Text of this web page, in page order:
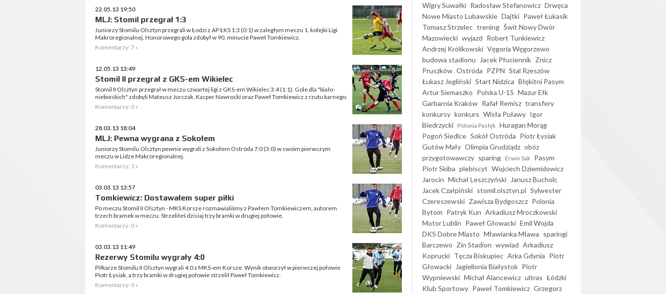
22.05.13 19:50
MLJ: Stomil przegrał 1:3
Juniorzy Stomilu Olsztyn przegrali w Łodzi z AP ŁKS 1:3 (0:1) w zaległym meczu 1. kolejki Ligi
Makroregionalnej. Honorowego gola zdobył w 90. minucie Paweł Tomkiewicz.
Komentarzy: 7 »
12.05.13 13:49
Stomil II przegrał z GKS-em Wikielec
Stomil II Olsztyn przegrał w meczu czwartej ligi z GKS-em Wikielec 3:4 (1:1). Gole dla "biało-
niebieskich" zdobyli Mateusz Jurczak, Kacper Nawrocki oraz Paweł Tomkiewicz z rzutu karnego.
Komentarzy: 0 »
28.03.13 18:04
MLJ: Pewna wygrana z Sokołem
Juniorzy Stomilu Olsztyn pewnie wygrali z Sokołem Ostróda 7:0 (3:0) w swoim pierwszym
meczu w Lidze Makroregionalnej.
Komentarzy: 1 »
03.03.13 13:57
Tomkiewicz: Dostawałem super piłki
Po meczu Stomil II Olsztyn - MKS Korsze rozmawialiśmy z Pawłem Tomkiewiczem, autorem
trzech bramek w meczu. Strzeliłeś dzisiaj trzy bramki w drugiej połowie.
Komentarzy: 0 »
03.03.13 11:49
Rezerwy Stomilu wygrały 4:0
Piłkarze Stomilu II Olsztyn wygrali 4:0 z MKS-em Korsze. Wynik otworzył w pierwszej połowie
Piotr Łysiak, a trzy bramki w drugiej połowie strzelił Paweł Tomkiewicz.
Komentarzy: 0 »
Wigry Suwałki Radosław Stefanowicz Drwęca
Nowe Miasto Lubawskie Dajtki Paweł Łukasik
Tomasz Strzelec trening Świt Nowy Dwór
Mazowiecki wyjazd Robert Tunkiewicz
Andrzej Królikowski Vęgoria Węgorzewo
budowa stadionu
Jacek Płuciennik Znicz
Pruszków Ostróda PZPN Stal Rzeszów
Łukasz Jegliński Start Nidzica Błękitni Pasym
Artur Siemaszko Polska U-15 Mazur Ełk
Garbarnia Kraków Rafał Remisz transfery
konkursy konkurs Wisła Puławy Igor
Biedrzycki Polonia Pasłęk Huragan Morąg
Pogoń Siedlce Sokół Ostróda Piotr Łysiak
Gutów Mały Olimpia Grudziądz obóz
przygotowawczy sparing Erwin Sak Pasym
Piotr Skiba plebiscyt Wojciech Dziemidowicz
Jarocin Michał Leszczyński
Janusz Bucholc
Jacek Czałpiński stomil.olsztyn.pl Sylwester
Czereszewski Zawisza Bydgoszcz Polonia
Bytom Patryk Kun Arkadiusz Mroczkowski
Motor Lublin Paweł Głowacki Emil Wojda
DKS Dobre Miasto Mławianka Mława sparingi
Barczewo Zin Stadion wywiad Arkadiusz
Koprucki Tęcza Biskupiec Arka Gdynia Piotr
Głowacki
Jagiellonia Białystok Piotr
Wypniewski Michał Alancewicz ultras Łódzki
Klub Sportowy Paweł Tomkiewicz Grzegorz